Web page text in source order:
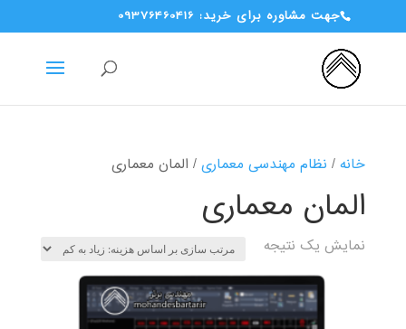
جهت مشاوره برای خرید: 09376460416
خانه/ نظام مهندسی معماری/ المان معماری
المان معماری
نمایش یک نتیجه